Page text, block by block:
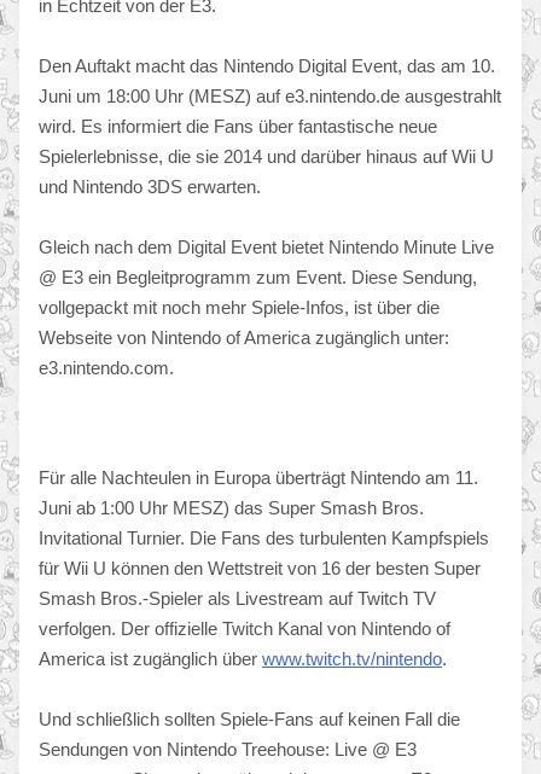
in Echtzeit von der E3.
Den Auftakt macht das Nintendo Digital Event, das am 10.
Juni um 18:00 Uhr (MESZ) auf e3.nintendo.de ausgestrahlt
wird. Es informiert die Fans über fantastische neue
Spielerlebnisse, die sie 2014 und darüber hinaus auf Wii U
und Nintendo 3DS erwarten.
Gleich nach dem Digital Event bietet Nintendo Minute Live
@ E3 ein Begleitprogramm zum Event. Diese Sendung,
vollgepackt mit noch mehr Spiele-Infos, ist über die
Webseite von Nintendo of America zugänglich unter:
e3.nintendo.com.
Für alle Nachteulen in Europa überträgt Nintendo am 11.
Juni ab 1:00 Uhr MESZ) das Super Smash Bros.
Invitational Turnier. Die Fans des turbulenten Kampfspiels
für Wii U können den Wettstreit von 16 der besten Super
Smash Bros.-Spieler als Livestream auf Twitch TV
verfolgen. Der offizielle Twitch Kanal von Nintendo of
America ist zugänglich über www.twitch.tv/nintendo.
Und schließlich sollten Spiele-Fans auf keinen Fall die
Sendungen von Nintendo Treehouse: Live @ E3